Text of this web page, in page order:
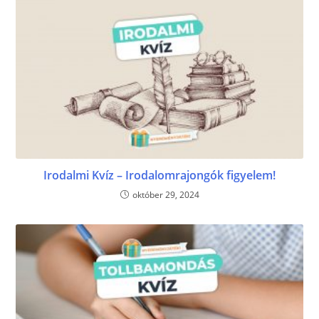
Irodalmi Kvíz – Irodalomrajongók figyelem!
október 29, 2024